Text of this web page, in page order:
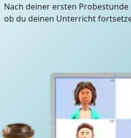
Nach deiner ersten
ob du deinen Unterricht